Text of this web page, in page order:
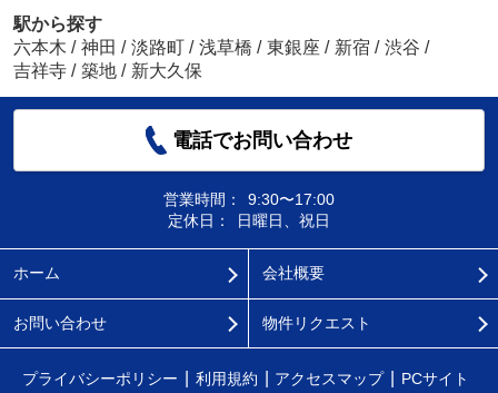
駅から探す
六本木 / 神田 / 淡路町 / 浅草橋 / 東銀座 / 新宿 / 渋谷 /
吉祥寺 / 築地 / 新大久保
電話でお問い合わせ
営業時間：
9:30〜17:00
定休日：
日曜日、祝日
ホーム 会社概要
お問い合わせ 物件リクエスト
プライバシーポリシー 利用規約 アクセスマップ PCサイト